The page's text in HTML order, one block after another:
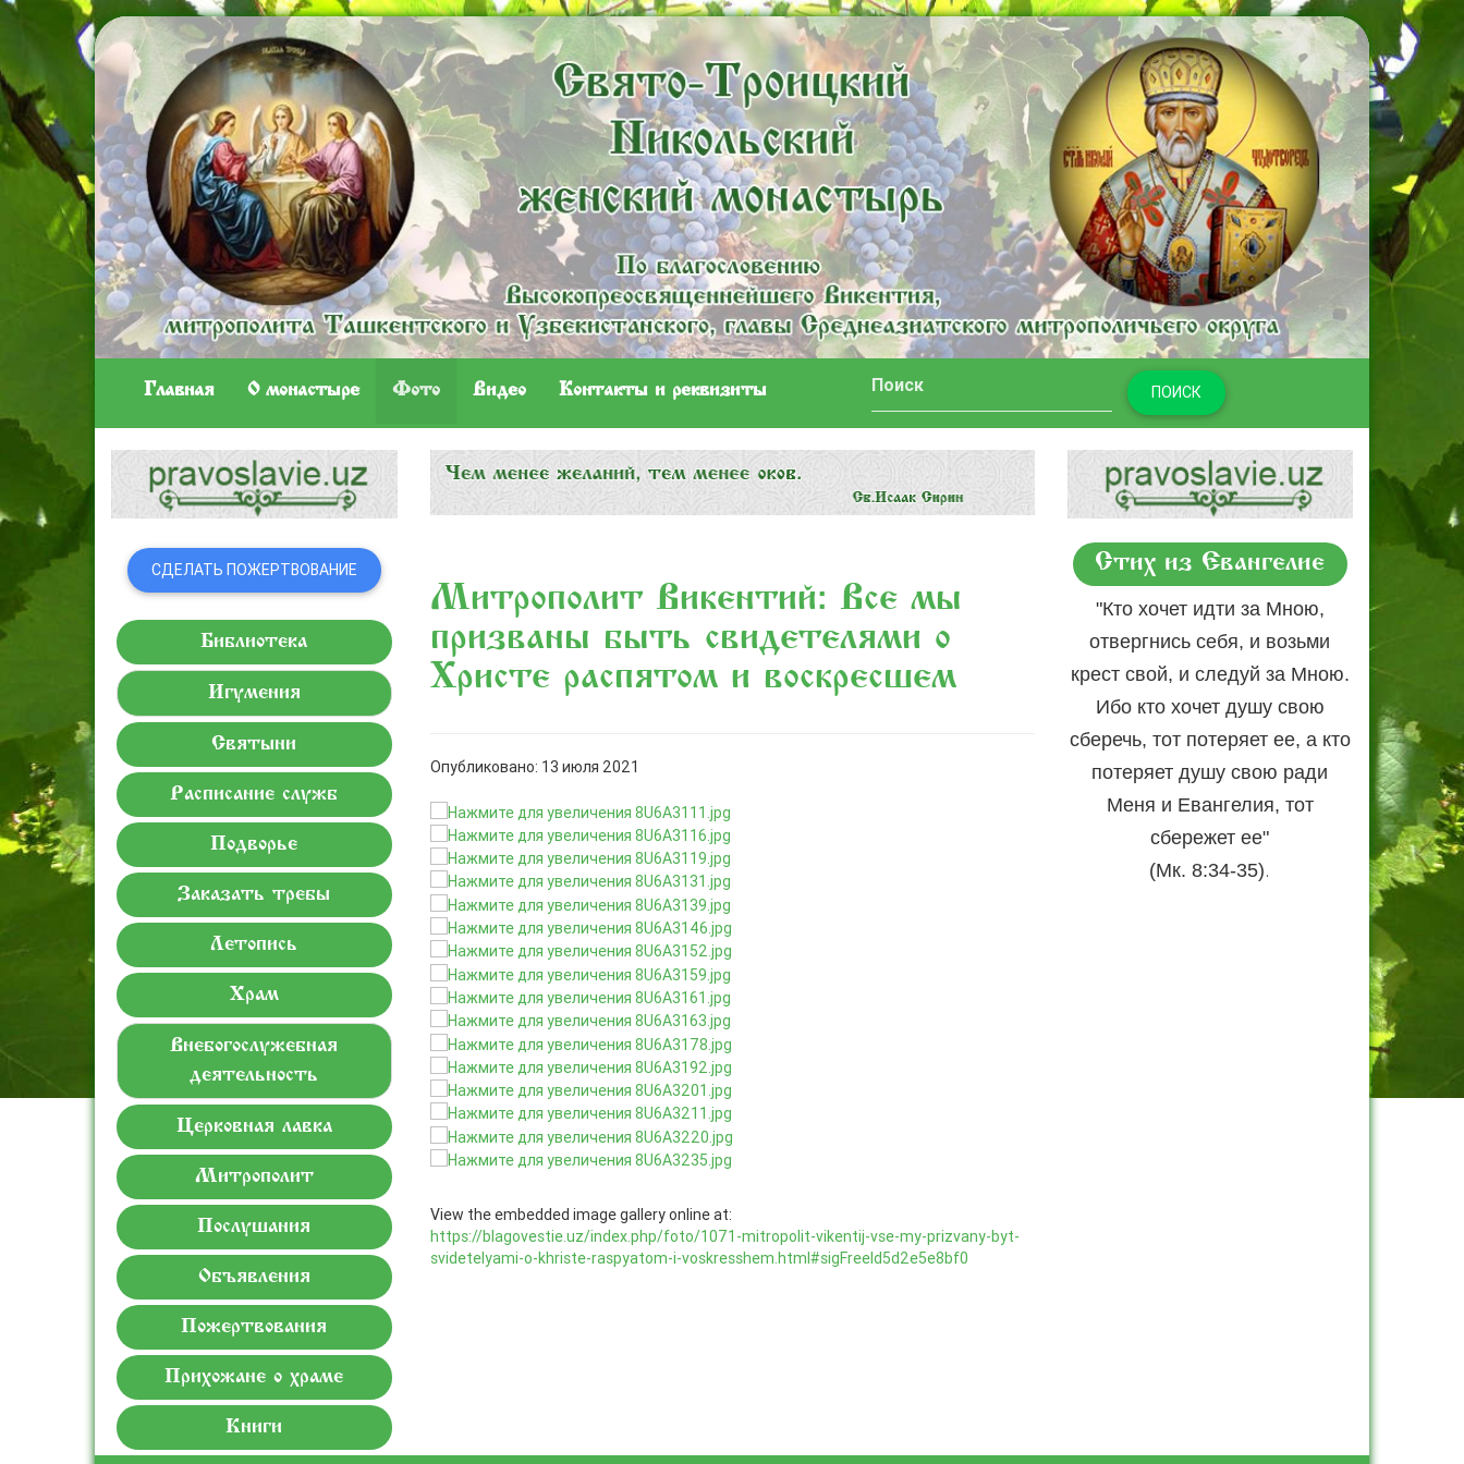
Главная O монастыре Фото Видео Контакты и реквизиты ПОИСК
СДЕЛАТЬ ПОЖЕРТВОВАНИЕ
Библиотека
Игумения
Святыни
Расписание служб
Подворье
Заказать требы
Летопись
Храм
Внебогослужебная
деятельность
Церковная лавка
Митрополит
Послушания
Объявления
Пожертвования
Прихожане о храме
Книги
Митрополит Викентий: «Все мы
призваны быть свидетелями о
Христе распятом и воскресшем»
Опубликовано: 13 июля 2021
View the embedded image gallery online at:
https://blagovestie.uz/index.php/foto/1071-mitropolit-vikentij-vse-my-prizvany-byt-
svidetelyami-o-khriste-raspyatom-i-voskresshem.html#sigFreeId5d2e5e8bf0
Стих из Евангелие
"Кто хочет идти за Мною,
отвергнись себя, и возьми
крест свой, и следуй за Мною.
Ибо кто хочет душу свою
сберечь, тот потеряет ее, а кто
потеряет душу свою ради
Меня и Евангелия, тот
сбережет ее"
(Мк. 8:34-35).